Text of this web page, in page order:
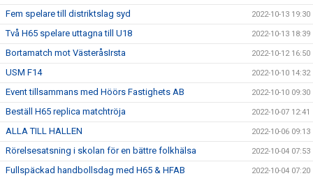
Fem spelare till distriktslag syd 2022-10-13 19:30
Två H65 spelare uttagna till U18 2022-10-13 18:39
Bortamatch mot VästeråsIrsta 2022-10-12 16:50
USM F14 2022-10-10 14:32
Event tillsammans med Höörs Fastighets AB 2022-10-10 09:30
Beställ H65 replica matchtröja 2022-10-07 12:41
ALLA TILL HALLEN 2022-10-06 09:13
Rörelsesatsning i skolan för en bättre folkhälsa 2022-10-04 07:53
Fullspäckad handbollsdag med H65 & HFAB 2022-10-04 07:20